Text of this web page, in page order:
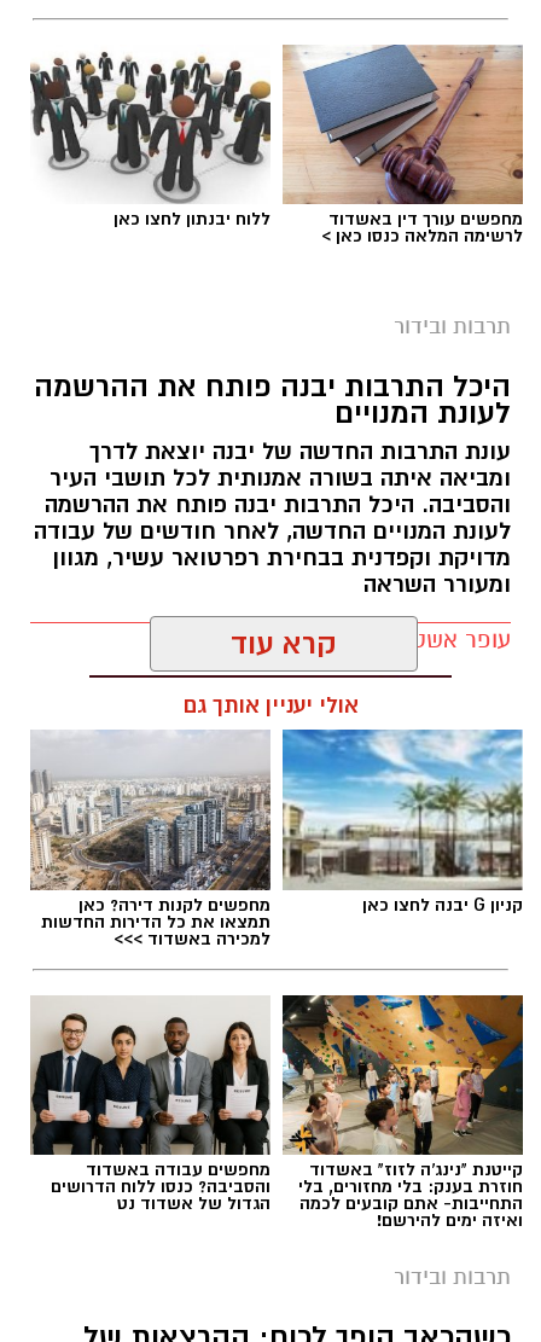
מחפשים עורך דין באשדוד
לרשימה המלאה כנסו כאן >
ללוח יבנתון לחצו כאן
תרבות ובידור
היכל התרבות יבנה פותח את ההרשמה
לעונת המנויים
עונת התרבות החדשה של יבנה יוצאת לדרך
ומביאה איתה בשורה אמנותית לכל תושבי העיר
והסביבה. היכל התרבות יבנה פותח את ההרשמה
לעונת המנויים החדשה, לאחר חודשים של עבודה
מדויקת וקפדנית בבחירת רפרטואר עשיר, מגוון
ומעורר השראה
עופר אשטוקר / 11:19 02.07.26
תגים:היכל התרבות יבנה עונת המנויים ביבנה
שמבטיחה חוויה תרבותית רחבה, מרגשת ונגישה,
קרא עוד
אולי יעניין אותך גם
קניון G יבנה לחצו כאן מחפשים לקנות דירה? כאן
תמצאו את כל הדירות החדשות
למכירה באשדוד >>>
קייטנת "נינג'ה לזוז" באשדוד
חוזרת בענק: בלי מחזורים, בלי
התחייבות- אתם קובעים לכמה
ואיזה ימים להירשם!
מחפשים עבודה באשדוד
והסביבה? כנסו ללוח הדרושים
הגדול של אשדוד נט
תרבות ובידור